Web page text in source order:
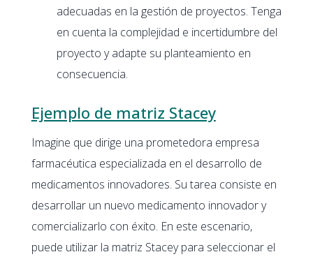
adecuadas en la gestión de proyectos. Tenga
en cuenta la complejidad e incertidumbre del
proyecto y adapte su planteamiento en
consecuencia.
Ejemplo de matriz Stacey
Imagine que dirige una prometedora empresa
farmacéutica especializada en el desarrollo de
medicamentos innovadores. Su tarea consiste en
desarrollar un nuevo medicamento innovador y
comercializarlo con éxito. En este escenario,
puede utilizar la matriz Stacey para seleccionar el